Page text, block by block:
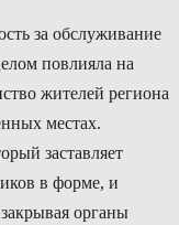
за обслуживание
повлияла на
жителей региона
местах.
заставляет
в форме, и
органы